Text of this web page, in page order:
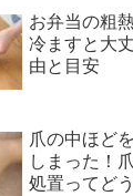
お弁当の粗
冷ますと大
由と目安
爪の中ほど
しまった！
処置ってど